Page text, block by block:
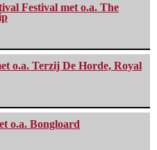
Festival met o.a. The
o.a. Terzij De Horde, Royal
o.a. Bongloard